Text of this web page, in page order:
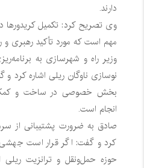
دارند.
وی تصریح کرد: تکمیل کریدورها
مهم است که مورد تأکید رهبری
وزیر راه و شهرسازی به
نوسازی ناوگان ریلی اشاره کرد و
بخش خصوصی در ساخت و کمک
انجام است.
صادق به ضرورت پشتیبانی از
کرد و گفت: اگر قرار است جهشی
حوزه حمل‌ونقل و ترانزیت ریلی